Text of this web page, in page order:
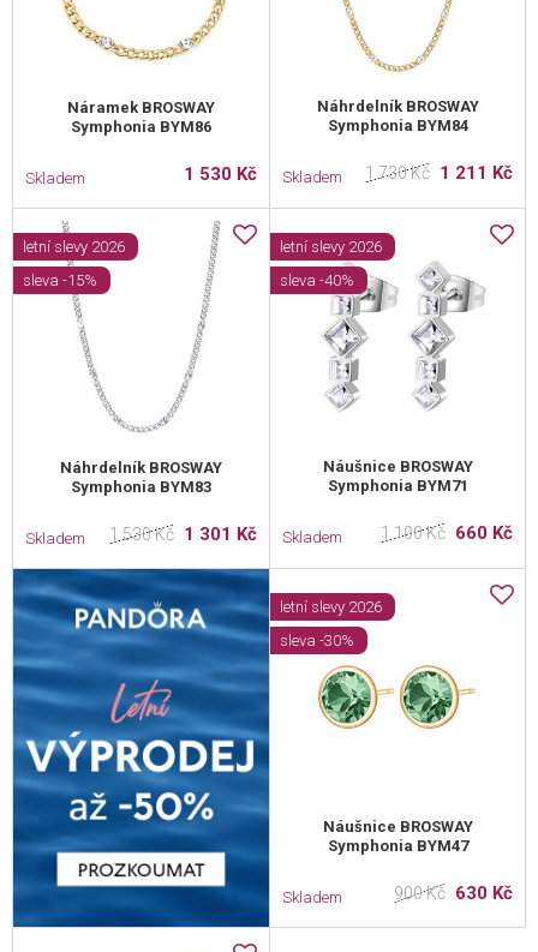
Náramek BROSWAY
Symphonia BYM86
Skladem 1 530 Kč
Náhrdelník BROSWAY
Symphonia BYM84
Skladem 1 730 Kč 1 211 Kč
Náhrdelník BROSWAY
Symphonia BYM83
letní slevy 2026
sleva -15%
Skladem 1 530 Kč 1 301 Kč
Náušnice BROSWAY
Symphonia BYM71
letní slevy 2026
sleva -40%
Skladem 1 100 Kč 660 Kč
Náušnice BROSWAY
Symphonia BYM47
letní slevy 2026
sleva -30%
Skladem 900 Kč 630 Kč